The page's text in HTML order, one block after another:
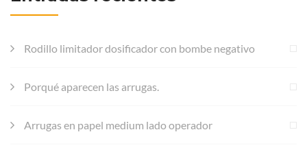
Rodillo limitador dosificador con bombe negativo
Porqué aparecen las arrugas.
Arrugas en papel medium lado operador